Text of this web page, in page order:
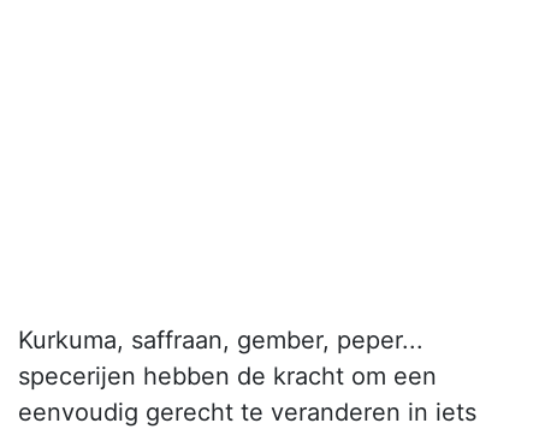
Kurkuma, saffraan, gember, peper...
specerijen hebben de kracht om een
eenvoudig gerecht te veranderen in iets